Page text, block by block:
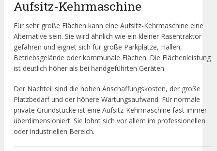
Aufsitz-Kehrmaschine
Für sehr große Flächen kann eine Aufsitz-Kehrmaschine eine
Alternative sein. Sie wird ähnlich wie ein kleiner Rasentraktor
gefahren und eignet sich für große Parkplätze, Hallen,
Betriebsgelände oder kommunale Flächen. Die Flächenleistung
ist deutlich höher als bei handgeführten Geräten.
Der Nachteil sind die hohen Anschaffungskosten, der große
Platzbedarf und der höhere Wartungsaufwand. Für normale
private Grundstücke ist eine Aufsitz-Kehrmaschine fast immer
überdimensioniert. Sie lohnt sich vor allem im professionellen
oder industriellen Bereich.